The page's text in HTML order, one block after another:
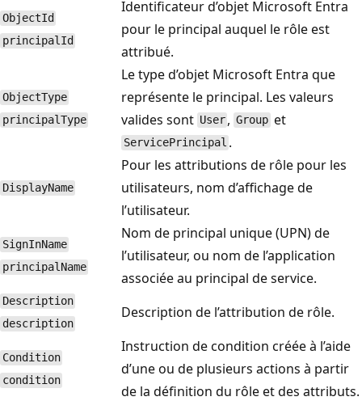
ObjectId
principalId
Identificateur d’objet Microsoft Entra
pour le principal auquel le rôle est
attribué.
ObjectType
principalType
Le type d’objet Microsoft Entra que
représente le principal. Les valeurs
valides sont User ,Groupet
ServicePrincipal .
DisplayName
Pour les attributions de rôle pour les
utilisateurs, nom d’affichage de
l’utilisateur.
SignInName
principalName
Nom de principal unique (UPN) de
l’utilisateur, ou nom de l’application
associée au principal de service.
Description
description
Description de l’attribution de rôle.
Condition
condition
Instruction de condition créée à l’aide
d’une ou de plusieurs actions à partir
de la définition du rôle et des attributs.